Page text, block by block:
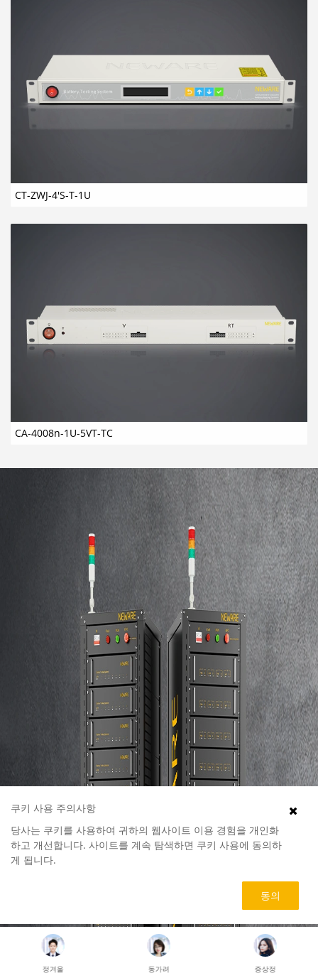
CT-ZWJ-4'S-T-1U
CA-4008n-1U-5VT-TC
동가려 증상정 왕우미
쿠키 사용 주의사항
당사는 쿠키를 사용하여 귀하의 웹사이트 이용 경험을 개인화
하고 개선합니다. 사이트를 계속 탐색하면 쿠키 사용에 동의하
게 됩니다.
동의